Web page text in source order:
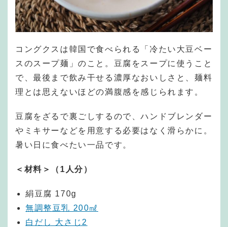
コングクスは韓国で食べられる「冷たい大豆ベー
スのスープ麺」のこと。豆腐をスープに使うこと
で、最後まで飲み干せる濃厚なおいしさと、麺料
理とは思えないほどの満腹感を感じられます。
豆腐をざるで裏ごしするので、ハンドブレンダー
やミキサーなどを用意する必要はなく滑らかに。
暑い日に食べたい一品です。
＜材料＞（1人分）
絹豆腐 170g
無調整豆乳 200㎖
白だし 大さじ2